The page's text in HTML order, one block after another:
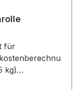
für
kg)